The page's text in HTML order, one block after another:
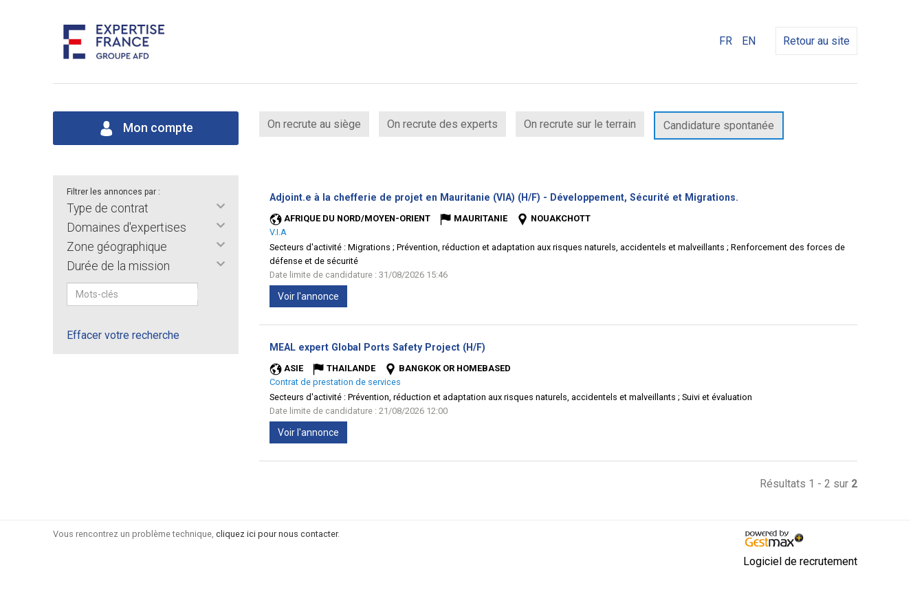
FR EN Retour au site
Mon compte On recrute au siège On recrute des experts On recrute sur le terrain Candidature spontanée
Filtrer les annonces par :
Type de contrat
Domaines d'expertises
Zone géographique
Durée de la mission
Effacer votre recherche
Adjoint.e à la chefferie de projet en Mauritanie (VIA) (H/F) - Développement, Sécurité et Migrations.
AFRIQUE DU NORD/MOYEN-ORIENT MAURITANIE
NOUAKCHOTT
V.I.A
Secteurs d'activité : Migrations ; Prévention, réduction et adaptation aux risques naturels, accidentels et malveillants ; Renforcement des forces de
défense et de sécurité
Date limite de candidature : 31/08/2026 15:46
Voir l'annonce
MEAL expert Global Ports Safety Project (H/F)
ASIE THAILANDE
BANGKOK OR HOMEBASED
Contrat de prestation de services
Secteurs d'activité : Prévention, réduction et adaptation aux risques naturels, accidentels et malveillants ; Suivi et évaluation
Date limite de candidature : 21/08/2026 12:00
Voir l'annonce
Résultats 1 - 2 sur 2
Vous rencontrez un problème technique, cliquez ici pour nous contacter.
Logiciel de recrutement